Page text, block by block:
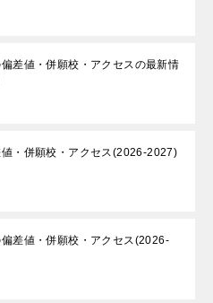
差値・併願校・アクセスの最新情
・併願校・アクセス(2026-2027)
差値・併願校・アクセス(2026-